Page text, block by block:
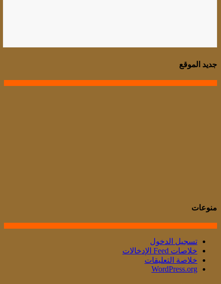
جديد الموقع
منوعات
تسجيل الدخول
خلاصات Feed الإدخالات
خلاصة التعليقات
WordPress.org